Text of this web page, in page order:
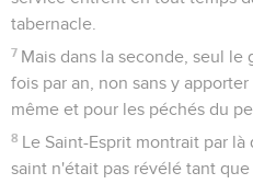
tabernacle.
7 Mais dans la seconde, seul
fois par an, non sans y
même et pour les péchés du
8 Le Saint-Esprit montrait par
saint n'était pas révélé tant